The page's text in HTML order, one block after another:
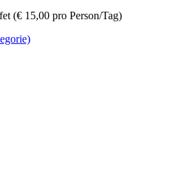
(€ 15,00 pro Person/Tag)